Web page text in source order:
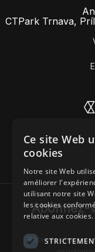
CTPark Trnava,
Abonnez-
Recevez chaque
Ce site Web
cookies
Notre site Web
améliorer
utilisant notre site
les cookies
relative aux cookies.